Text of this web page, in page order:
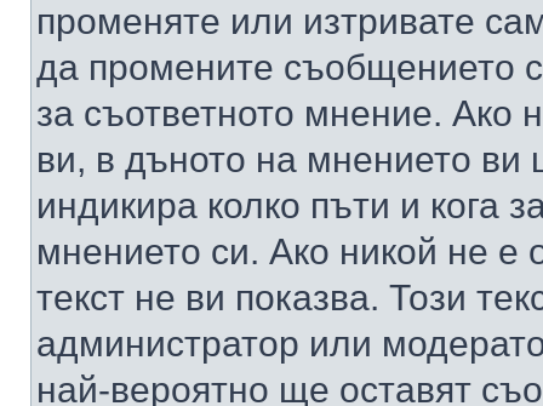
променяте или изтривате
да промените съобщението
за съответното мнение. Ако
ви, в дъното на мнението ви
индикира колко пъти и кога
мнението си. Ако никой не е
текст не ви показва. Този
администратор или
най-вероятно ще оставят